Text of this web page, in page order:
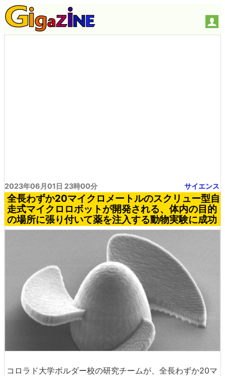
2023年06月01日 23時00分 サイエンス
全長わずか20マイクロメートルのスクリュー型自
走式マイクロロボットが開発される、体内の目的
の場所に張り付いて薬を注入する動物実験に成功
コロラド大学ボルダー校の研究チームが、全長わずか20マ